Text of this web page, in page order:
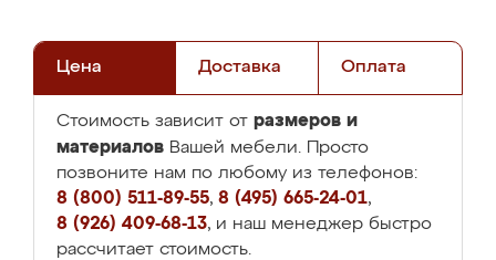
Цена Доставка Оплата
Стоимость зависит от размеров и
материалов Вашей мебели. Просто
позвоните нам по любому из телефонов:
8 (800) 511-89-55, 8 (495) 665-24-01,
8 (926) 409-68-13, и наш менеджер быстро
рассчитает стоимость.